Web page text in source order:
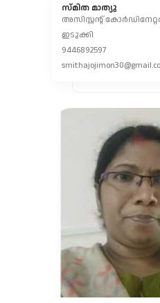
സ്മിത മാത്യു
അസിസ്റ്റന്റ്
ഇടുക്കി
9446892597